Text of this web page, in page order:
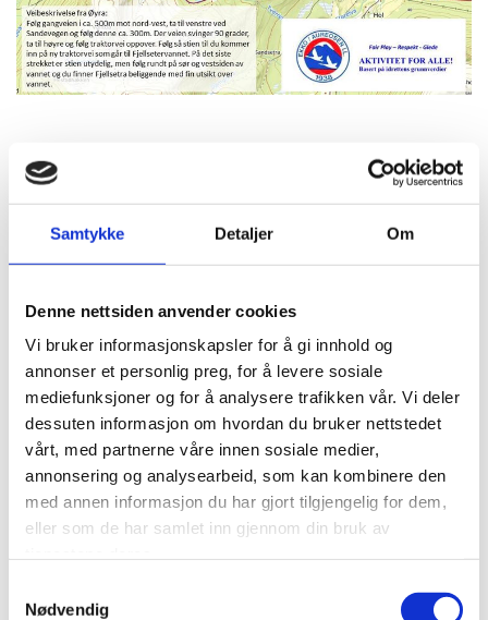
Samtykke Detaljer Om
Denne nettsiden anvender cookies
Vi bruker informasjonskapsler for å gi innhold og
annonser et personlig preg, for å levere sosiale
mediefunksjoner og for å analysere trafikken vår. Vi deler
dessuten informasjon om hvordan du bruker nettstedet
vårt, med partnerne våre innen sosiale medier,
annonsering og analysearbeid, som kan kombinere den
med annen informasjon du har gjort tilgjengelig for dem,
eller som de har samlet inn gjennom din bruk av
Nødvendig
SETERTRIMMEN 2023
Setertrimmen arrangeres som vanlig tredje søndag i september, den
Setertrimmen arrangeres som vanlig tredje søndag i september, den
17. Se bildet for mer info.
0 Feed